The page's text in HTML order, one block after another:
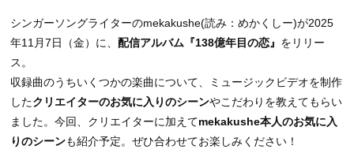
シンガーソングライターのmekakushe(読み：めかくしー)が2025
年11月7日（金）に、配信アルバム『138億年目の恋』 をリリー
ス。
収録曲のうちいくつかの楽曲について、ミュージックビデオを制作
したクリエイターのお気に入りのシーンやこだわりを教えてもらい
ました。今回、クリエイターに加えてmekakushe本人のお気に入
りのシーンも紹介予定。ぜひ合わせてお楽しみください！